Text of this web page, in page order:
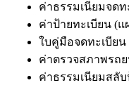
ค่าธรรมเนียมจดท
ค่าป้ายทะเบียน (แ
ใบคู่มือจดทะเบียน
ค่าตรวจสภาพรถ
ค่าธรรมเนียมสลั